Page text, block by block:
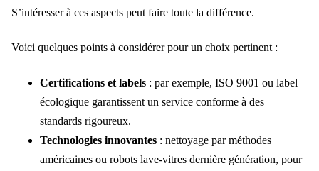
S’intéresser à ces aspects peut faire toute la différence.
Voici quelques points à considérer pour un choix pertinent :
Certifications et labels : par exemple, ISO 9001 ou label
écologique garantissent un service conforme à des
standards rigoureux.
Technologies innovantes : nettoyage par méthodes
américaines ou robots lave-vitres dernière génération, pour